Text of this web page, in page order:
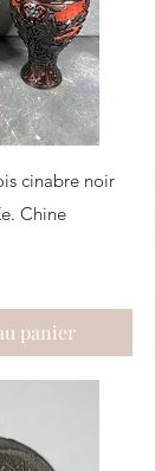
rapide
cinabre noir
Chine
panier